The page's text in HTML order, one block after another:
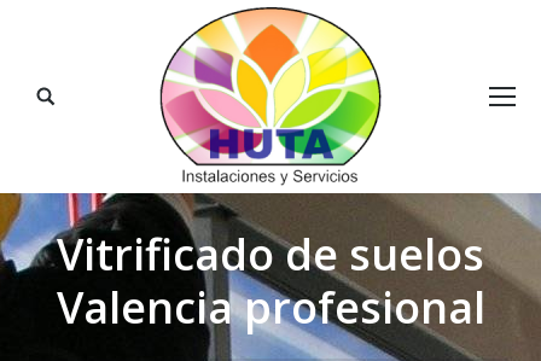
Buscar:
Vitrificado de suelos
Valencia profesional